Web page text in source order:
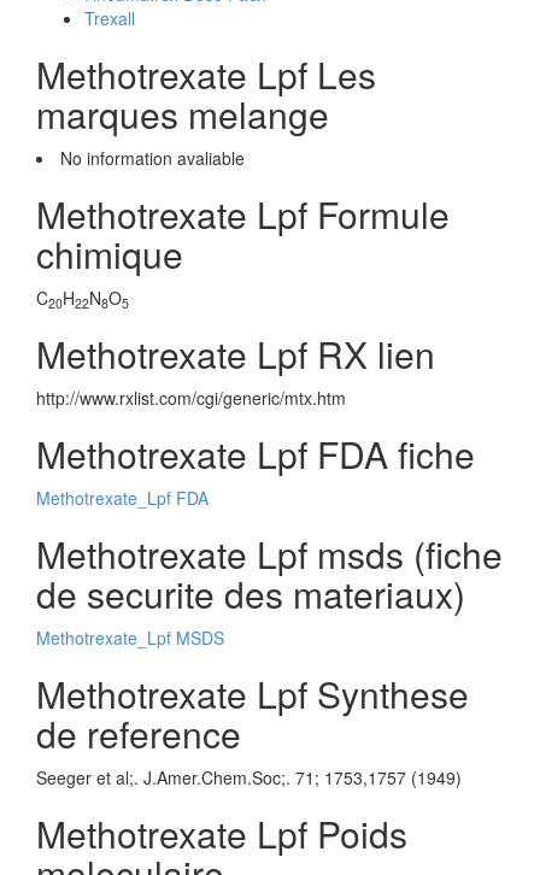
Trexall
Methotrexate Lpf Les
marques melange
No information avaliable
Methotrexate Lpf Formule
chimique
C20H22N8O5
Methotrexate Lpf RX lien
http://www.rxlist.com/cgi/generic/mtx.htm
Methotrexate Lpf FDA fiche
Methotrexate_Lpf FDA
Methotrexate Lpf msds (fiche
de securite des materiaux)
Methotrexate_Lpf MSDS
Methotrexate Lpf Synthese
de reference
Seeger et al;. J.Amer.Chem.Soc;. 71; 1753,1757 (1949)
Methotrexate Lpf Poids